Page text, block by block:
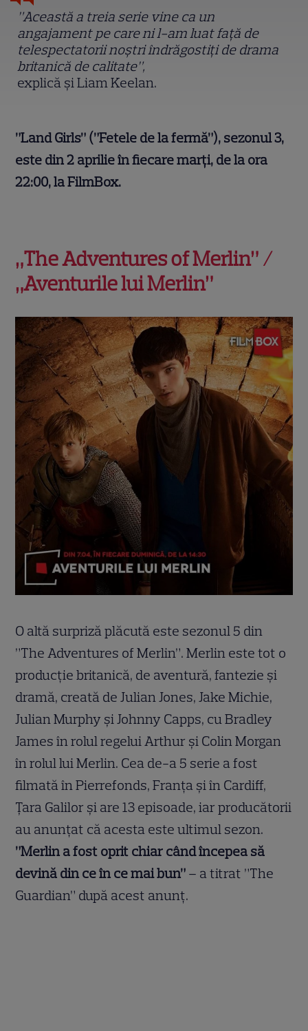
”Această a treia serie vine ca un
angajament pe care ni l-am luat față de
telespectatorii noștri îndrăgostiți de drama
britanică de calitate”,
explică și Liam Keelan.
”Land Girls” (”Fetele de la fermă”), sezonul 3,
este din 2 aprilie în fiecare marți, de la ora
22:00, la FilmBox.
„The Adventures of Merlin” /
„Aventurile lui Merlin”
O altă surpriză plăcută este sezonul 5 din
”The Adventures of Merlin”. Merlin este tot o
producție britanică, de aventură, fantezie și
dramă, creată de Julian Jones, Jake Michie,
Julian Murphy și Johnny Capps, cu Bradley
James în rolul regelui Arthur și Colin Morgan
în rolul lui Merlin. Cea de-a 5 serie a fost
filmată în Pierrefonds, Franța și în Cardiff,
Țara Galilor și are 13 episoade, iar producătorii
au anunțat că acesta este ultimul sezon.
”Merlin a fost oprit chiar când începea să
devină din ce în ce mai bun” – a titrat ”The
Guardian” după acest anunț.